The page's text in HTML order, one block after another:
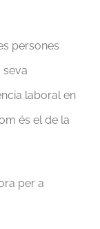
persones
seva
laboral en
és el de la
per a